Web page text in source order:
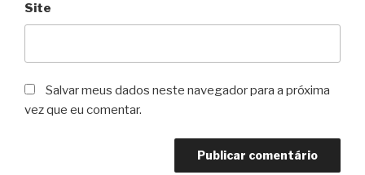
Site
Salvar meus dados neste navegador para a próxima
vez que eu comentar.